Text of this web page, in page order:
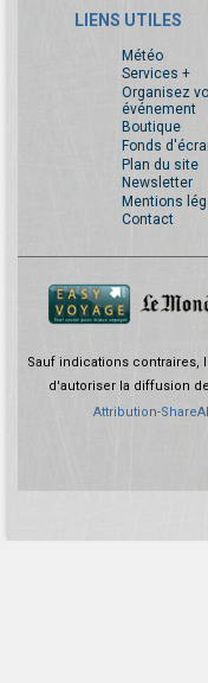
LIENS UTILES
Météo
Services +
Organisez
événement
Boutique
Fonds
Plan du site
Newsletter
Mentions
Contact
Sauf indications contraires,
d'autoriser la diffusion
Attribution-